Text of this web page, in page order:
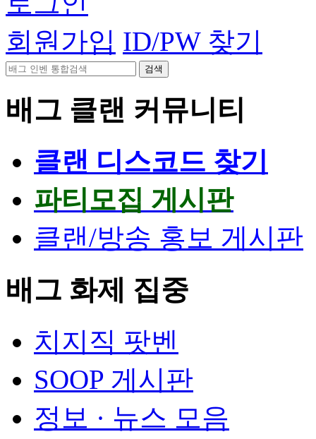
회원가입 ID/PW 찾기
검색
배그 클랜 커뮤니티
클랜 디스코드 찾기
파티모집 게시판
클랜/방송 홍보 게시판
배그 화제 집중
치지직 팟벤
SOOP 게시판
정보 · 뉴스 모음